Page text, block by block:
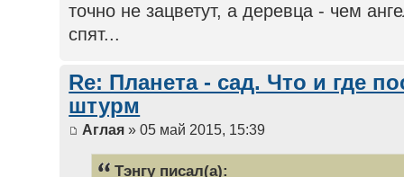
точно не зацветут, а деревца - чем
спят...
Re: Планета - сад. Что и где
штурм
Аглая » 05 май 2015, 15:39
Тэнгу писал(а):